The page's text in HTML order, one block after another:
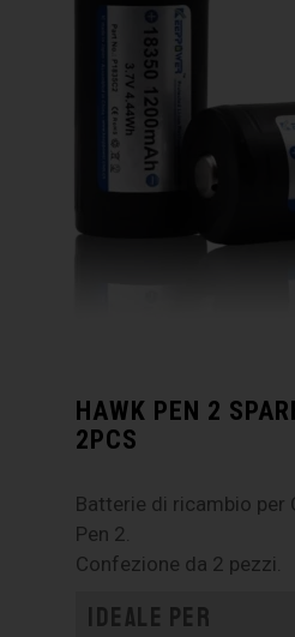
HAWK PEN 2
2PCS
Batterie di ricambio per
Pen 2.
Confezione da 2 pezzi.
Ideale per